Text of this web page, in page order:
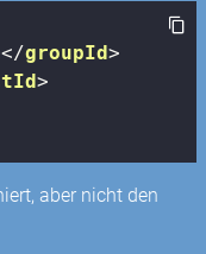
</groupId>
>
aber nicht den